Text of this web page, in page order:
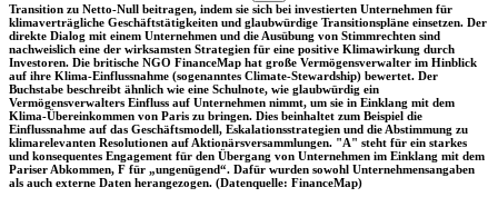
Transition zu Netto-Null beitragen, indem sie sich bei investierten Unternehmen für
klimaverträgliche Geschäftstätigkeiten und glaubwürdige Transitionspläne einsetzen. Der
direkte Dialog mit einem Unternehmen und die Ausübung von Stimmrechten sind
nachweislich eine der wirksamsten Strategien für eine positive Klimawirkung durch
Investoren. Die britische NGO FinanceMap hat große Vermögensverwalter im Hinblick
auf ihre Klima-Einflussnahme (sogenanntes Climate-Stewardship) bewertet. Der
Buchstabe beschreibt ähnlich wie eine Schulnote, wie glaubwürdig ein
Vermögensverwalters Einfluss auf Unternehmen nimmt, um sie in Einklang mit dem
Klima-Übereinkommen von Paris zu bringen. Dies beinhaltet zum Beispiel die
Einflussnahme auf das Geschäftsmodell, Eskalationsstrategien und die Abstimmung zu
klimarelevanten Resolutionen auf Aktionärsversammlungen. "A" steht für ein starkes
und konsequentes Engagement für den Übergang von Unternehmen im Einklang mit dem
Pariser Abkommen, F für „ungenügend“. Dafür wurden sowohl Unternehmensangaben
als auch externe Daten herangezogen. (Datenquelle: FinanceMap)